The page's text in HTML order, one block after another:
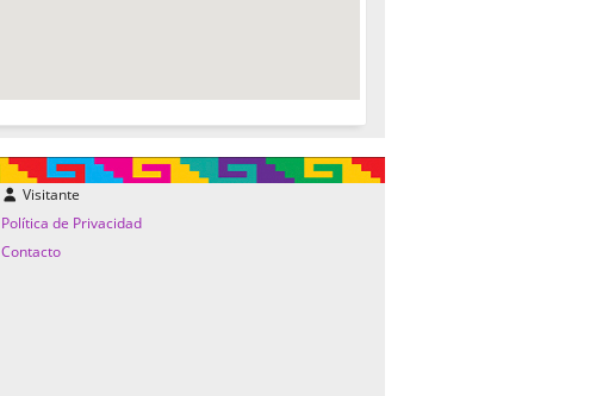
Visitante
Política de Privacidad
Contacto